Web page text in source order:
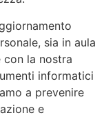
sia in aula
la nostra
informatici
a prevenire
e